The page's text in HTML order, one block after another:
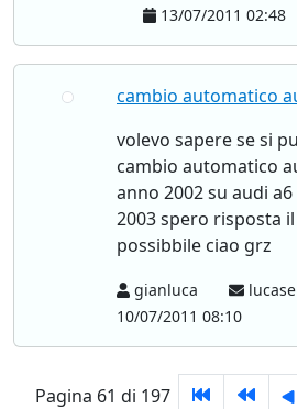
13/07/2011 02:48
cambio automatico
volevo sapere se si
cambio automatico
anno 2002 su audi
2003 spero risposta
possibbile ciao grz
gianluca
10/07/2011 08:10
Pagina 61 di 197